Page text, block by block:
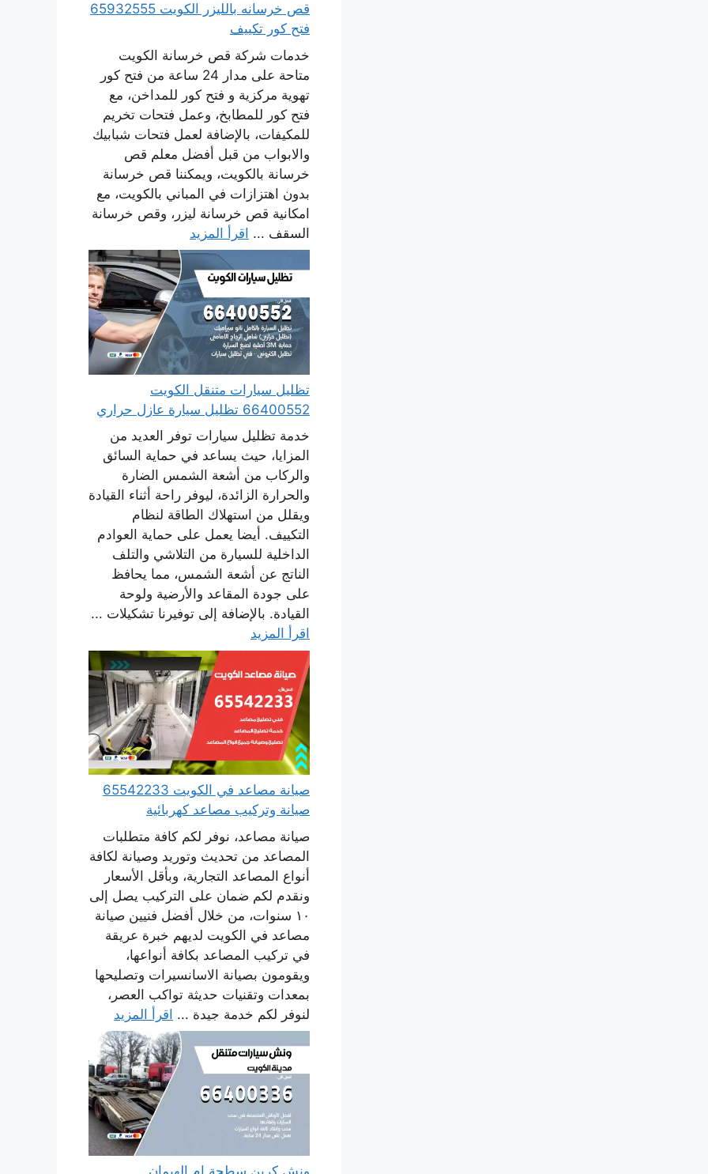
قص خرسانه بالليزر الكويت 65932555
فتح كور تكييف
خدمات شركة قص خرسانة الكويت
متاحة على مدار 24 ساعة من فتح كور
تهوية مركزية و فتح كور للمداخن، مع
فتح كور للمطابخ، وعمل فتحات تخريم
للمكيفات، بالإضافة لعمل فتحات شبابيك
والابواب من قبل أفضل معلم قص
خرسانة بالكويت، ويمكننا قص خرسانة
بدون اهتزازات في المباني بالكويت، مع
امكانية قص خرسانة ليزر، وقص خرسانة
السقف ... اقرأ المزيد
تظليل سيارات متنقل الكويت
66400552 تظليل سيارة عازل حراري
خدمة تظليل سيارات توفر العديد من
المزايا، حيث يساعد في حماية السائق
والركاب من أشعة الشمس الضارة
والحرارة الزائدة، ليوفر راحة أثناء القيادة
ويقلل من استهلاك الطاقة لنظام
التكييف. أيضا يعمل على حماية العوادم
الداخلية للسيارة من التلاشي والتلف
الناتج عن أشعة الشمس، مما يحافظ
على جودة المقاعد والأرضية ولوحة
القيادة. بالإضافة إلى توفيرنا تشكيلات ...
اقرأ المزيد
صيانة مصاعد في الكويت 65542233
صيانة وتركيب مصاعد كهربائية
صيانة مصاعد، نوفر لكم كافة متطلبات
المصاعد من تحديث وتوريد وصيانة لكافة
أنواع المصاعد التجارية، وبأقل الأسعار
ونقدم لكم ضمان على التركيب يصل إلى
١٠ سنوات، من خلال أفضل فنيين صيانة
مصاعد في الكويت لديهم خبرة عريقة
في تركيب المصاعد بكافة أنواعها،
ويقومون بصيانة الاسانسيرات وتصليحها
بمعدات وتقنيات حديثة تواكب العصر،
لنوفر لكم خدمة جيدة ... اقرأ المزيد
ونش كرين سطحة ام الهيمان